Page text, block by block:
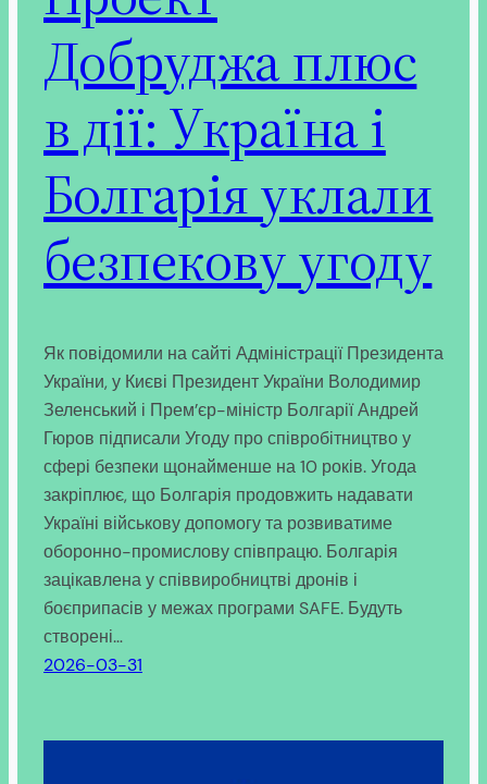
Добруджа плюс
в дії: Україна і
Болгарія уклали
безпекову угоду
Як повідомили на сайті Адміністрації Президента
України, у Києві Президент України Володимир
Зеленський і Прем’єр-міністр Болгарії Андрей
Гюров підписали Угоду про співробітництво у
сфері безпеки щонайменше на 10 років. Угода
закріплює, що Болгарія продовжить надавати
Україні військову допомогу та розвиватиме
оборонно-промислову співпрацю. Болгарія
зацікавлена у співвиробництві дронів і
боєприпасів у межах програми SAFE. Будуть
створені…
2026-03-31